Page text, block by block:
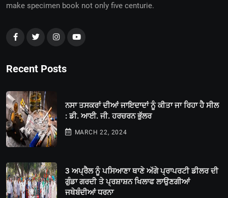
make specimen book not only five centurie.
Recent Posts
ਨਸਾ ਤਸਕਰਾਂ ਦੀਆਂ ਜਾਇਦਾਦਾਂ ਨੂੰ ਕੀਤਾ ਜਾ ਰਿਹਾ ਹੈ ਸੀਲ
: ਡੀ. ਆਈ. ਜੀ. ਹਰਚਰਨ ਭੁੱਲਰ
MARCH 22, 2024
3 ਅਪ੍ਰੈਲ ਨੂੰ ਪਸਿਆਣਾ ਥਾਣੇ ਅੱਗੇ ਪ੍ਰਾਪਰਟੀ ਡੀਲਰ ਦੀ
ਗੁੰਡਾ ਗਰਦੀ ਤੇ ਪ੍ਰਸ਼ਾਸ਼ਨ ਖਿਲਾਫ ਲਾਉਣਗੀਆਂ
ਜਥੇਬੰਦੀਆਂ ਧਰਨਾ